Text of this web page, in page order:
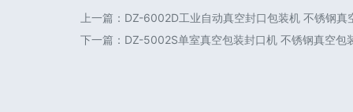
上一篇： DZ-6002D工业自动真空封口包装机 不锈钢真
下一篇： DZ-5002S单室真空包装封口机 不锈钢真空包